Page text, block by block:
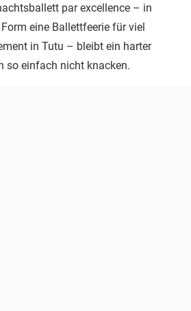
par excellence – in
eine Ballettfeerie für viel
in Tutu – bleibt ein harter
so einfach nicht knacken.